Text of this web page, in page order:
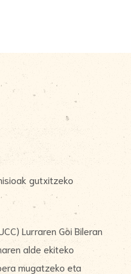
gutxitzeko
Lurraren Goi Bileran
alde ekiteko
mugatzeko eta